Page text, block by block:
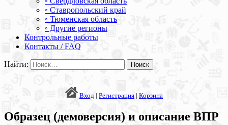
◦ Ставропольский край
◦ Тюменская область
◦ Другие регионы
Контрольные работы
Контакты / FAQ
Найти:
Вход | Регистрация | Корзина
Образец (демоверсия) и описание ВПР